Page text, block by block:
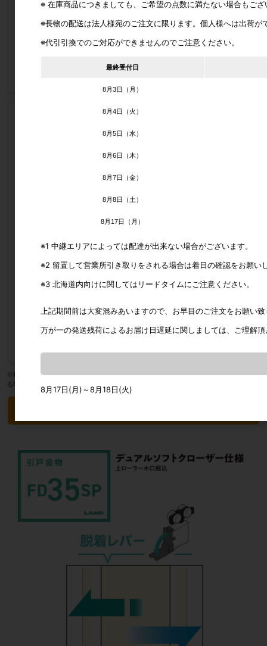
販売価格 208円
扉下側埋め込みガイドレール / 長さ:1500mm
FD30-HBRT1500SIL
部品詳細
※税込価格は目安です。最終的な消費税額は税抜合計額から計算されるため、変動す
る場合があります。
※ 在庫商品につきましても、ご希望の点数に満たない場合もご
※長物の配送は法人様宛のご注文に限ります。個人様へは出荷が
※代引引換でのご対応ができませんのでご注意ください。
最終受付日
8月3日（月）
8月4日（火）
8月5日（水）
8月6日（木）
8月7日（金）
8月8日（土）
8月17日（月）
※1 中継エリアによっては配達が出来ない場合がございます。
※2 留置して営業所引き取りをされる場合は着日の確認をお願い
※3 北海道内向けに関してはリードタイムにご注意ください。
上記期間前は大変混みあいますので、お早目のご注文をお願い
万が一の発送残荷によるお届け日遅延に関しましては、ご理解
8月17日(月)～8月18日(火)